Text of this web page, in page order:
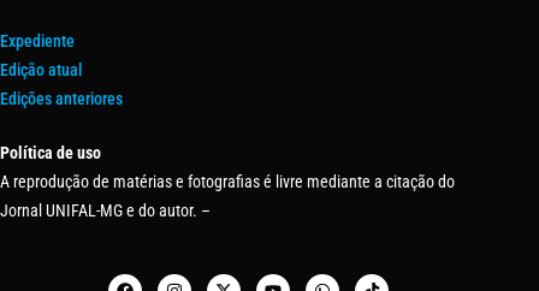
Expediente
Edição atual
Edições anteriores
Política de uso
A reprodução de matérias e fotografias é livre mediante a citação do
Jornal UNIFAL-MG e do autor. –